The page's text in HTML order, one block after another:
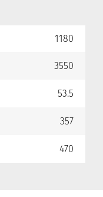
1180
3550
53.5
357
470